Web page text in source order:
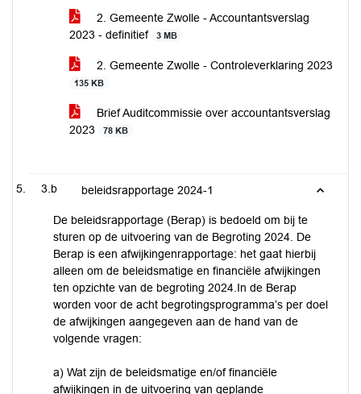
2. Gemeente Zwolle - Accountantsverslag
2023 - definitief
3 MB
2. Gemeente Zwolle - Controleverklaring 2023
135 KB
Brief Auditcommissie over accountantsverslag
2023
78 KB
3.b beleidsrapportage 2024-1
De beleidsrapportage (Berap) is bedoeld om bij te
sturen op de uitvoering van de Begroting 2024. De
Berap is een afwijkingenrapportage: het gaat hierbij
alleen om de beleidsmatige en financiële afwijkingen
ten opzichte van de begroting 2024.In de Berap
worden voor de acht begrotingsprogramma’s per doel
de afwijkingen aangegeven aan de hand van de
volgende vragen:
a) Wat zijn de beleidsmatige en/of financiële
afwijkingen in de uitvoering van geplande